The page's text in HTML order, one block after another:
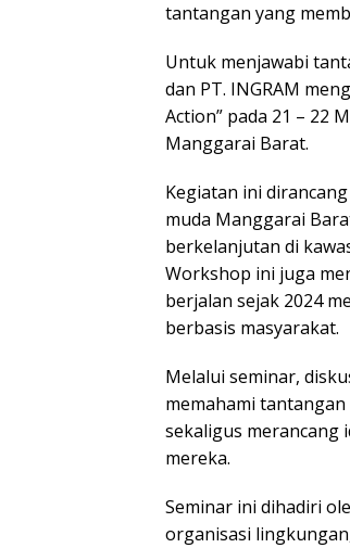
tantangan yang
Untuk menjawabi
dan PT. INGRAM
Action” pada 21 – 22
Manggarai Barat.
Kegiatan ini
muda Manggarai
berkelanjutan di
Workshop ini juga
berjalan sejak 2024
berbasis masyarakat.
Melalui seminar,
memahami
sekaligus merancang
mereka.
Seminar ini dihadiri
organisasi